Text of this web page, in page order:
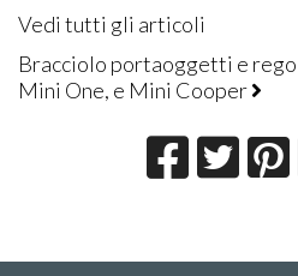
Vedi tutti gli articoli
Bracciolo portaoggetti e
Mini One, e Mini Cooper